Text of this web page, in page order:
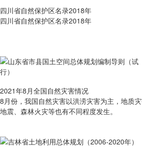
四川省自然保护区名录2018年
四川省自然保护区名录2018年
2021年8月全国自然灾害情况
8月份，我国自然灾害以洪涝灾害为主，地质灾
地震、森林火灾等也有不同程度发生。